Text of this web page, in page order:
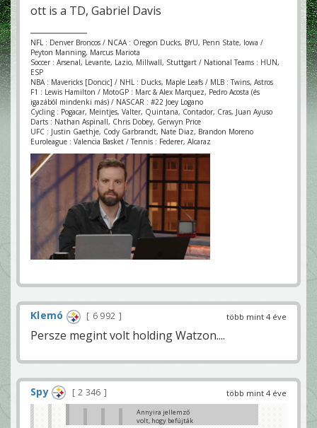
ott is a TD, Gabriel Davis
NFL : Denver Broncos / NCAA : Oregon Ducks, BYU, Penn State, Iowa /
Peyton Manning, Marcus Mariota
Soccer : Arsenal, Levante, Lazio, Millwall, Stuttgart / National Teams : HUN,
ESP
NBA : Mavericks [Doncic] / NHL : Ducks, Maple Leafs / MLB : Twins, Astros
F1 : Lewis Hamilton / MotoGP : Marc & Alex Marquez, Pedro Acosta (és
igazából mindenki más) / NASCAR : #22 Joey Logano
Cycling : Pogacar, Meintjes, Valter, Quintana, Contador, Cras, Juan Ayuso
Darts : Nathan Aspinall, Chris Dobey, Gerwyn Price
UFC : Justin Gaethje, Cody Garbrandt, Nate Diaz, Brandon Moreno
Euroleague : Valencia Basket / Tennis : Federer, Alcaraz
több mint 4 éve
Klemó 6 992
Persze megint volt holding Watzon....
több mint 4 éve
Spy 2 346
Annyira jellemző
volt, hogy befújták